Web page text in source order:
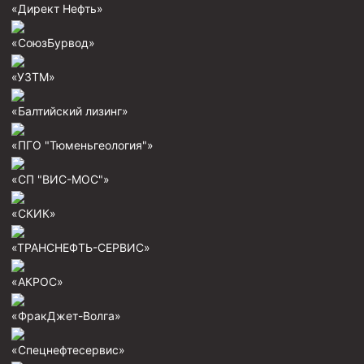
Муфта ОТТГ 146
Муфта ОТТГ 127
Муфта ОТТГ 114
Буровое оборудование
высокого давления
Противовыбросовое оборудование
Системы верхнего привода (СВП)
Элеваторы трубные
Буровые установки
«Директ Нефть»
«СоюзБурвод»
«УЗТМ»
«Балтийский лизинг»
«ПГО "Тюменьгеология"»
«СП "ВИС-МОС"»
«СКИК»
«ТРАНСНЕФТЬ-СЕРВИС»
«АКРОС»
«ФракДжет-Волга»
«Спецнефтесервис»